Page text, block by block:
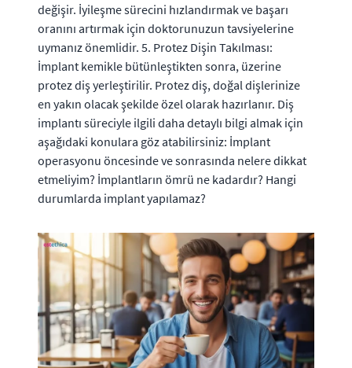
değişir. İyileşme sürecini hızlandırmak ve başarı
oranını artırmak için doktorunuzun tavsiyelerine
uymanız önemlidir. 5. Protez Dişin Takılması:
İmplant kemikle bütünleştikten sonra, üzerine
protez diş yerleştirilir. Protez diş, doğal dişlerinize
en yakın olacak şekilde özel olarak hazırlanır. Diş
implantı süreciyle ilgili daha detaylı bilgi almak için
aşağıdaki konulara göz atabilirsiniz: İmplant
operasyonu öncesinde ve sonrasında nelere dikkat
etmeliyim? İmplantların ömrü ne kadardır? Hangi
durumlarda implant yapılamaz?